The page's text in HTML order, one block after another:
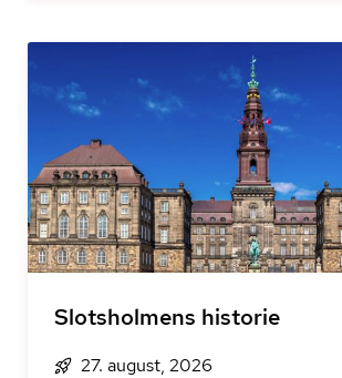
Slotsholmens historie
27. august, 2026